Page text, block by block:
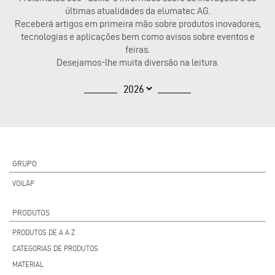
últimas atualidades da elumatec AG.
Receberá artigos em primeira mão sobre produtos inovadores,
tecnologias e aplicações bem como avisos sobre eventos e
feiras.
Desejamos-lhe muita diversão na leitura.
GRUPO
VOILÀP
PRODUTOS
PRODUTOS DE A A Z
CATEGORIAS DE PRODUTOS
MATERIAL